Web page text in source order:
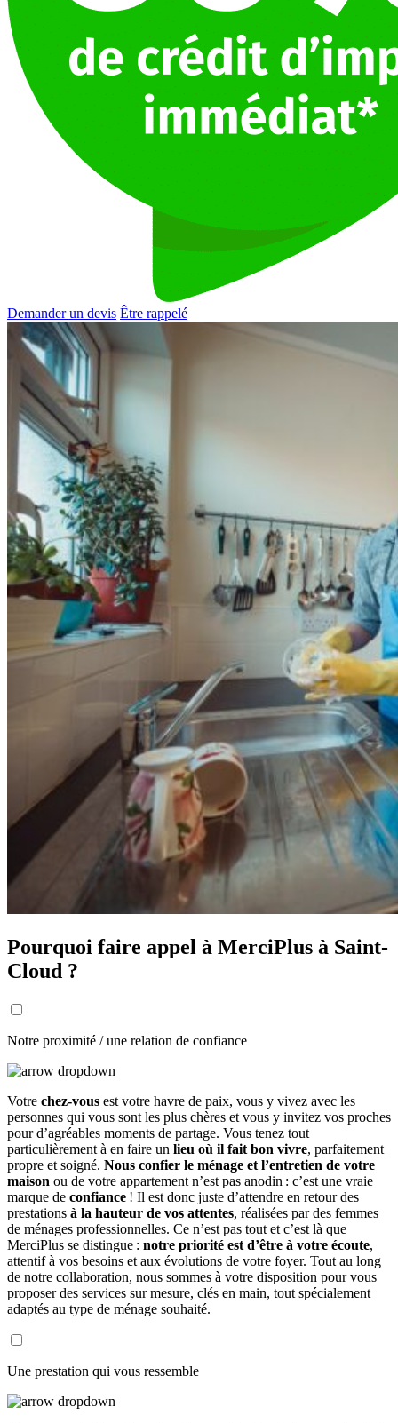
Demander un devis Être rappelé
Pourquoi faire appel à MerciPlus à Saint-
Cloud ?
Notre proximité / une relation de confiance
Votre chez-vous est votre havre de paix, vous y vivez avec les
personnes qui vous sont les plus chères et vous y invitez vos proches
pour d’agréables moments de partage. Vous tenez tout
particulièrement à en faire un lieu où il fait bon vivre, parfaitement
propre et soigné. Nous confier le ménage et l’entretien de votre
maison ou de votre appartement n’est pas anodin : c’est une vraie
marque de confiance ! Il est donc juste d’attendre en retour des
prestations à la hauteur de vos attentes, réalisées par des femmes
de ménages professionnelles. Ce n’est pas tout et c’est là que
MerciPlus se distingue : notre priorité est d’être à votre écoute,
attentif à vos besoins et aux évolutions de votre foyer. Tout au long
de notre collaboration, nous sommes à votre disposition pour vous
proposer des services sur mesure, clés en main, tout spécialement
adaptés au type de ménage souhaité.
Une prestation qui vous ressemble